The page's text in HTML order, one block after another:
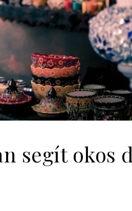
segít okos